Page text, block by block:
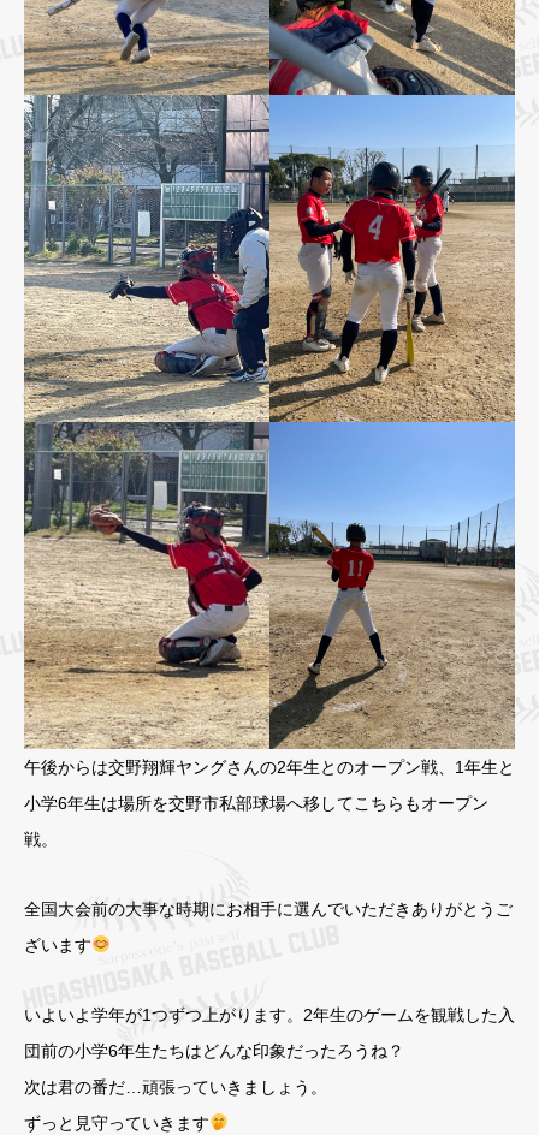
午後からは交野翔輝ヤングさんの2年生とのオープン戦、1年生と
小学6年生は場所を交野市私部球場へ移してこちらもオープン
戦。
全国大会前の大事な時期にお相手に選んでいただきありがとうご
ざいます
いよいよ学年が1つずつ上がります。2年生のゲームを観戦した入
団前の小学6年生たちはどんな印象だったろうね？
次は君の番だ…頑張っていきましょう。
ずっと見守っていきます